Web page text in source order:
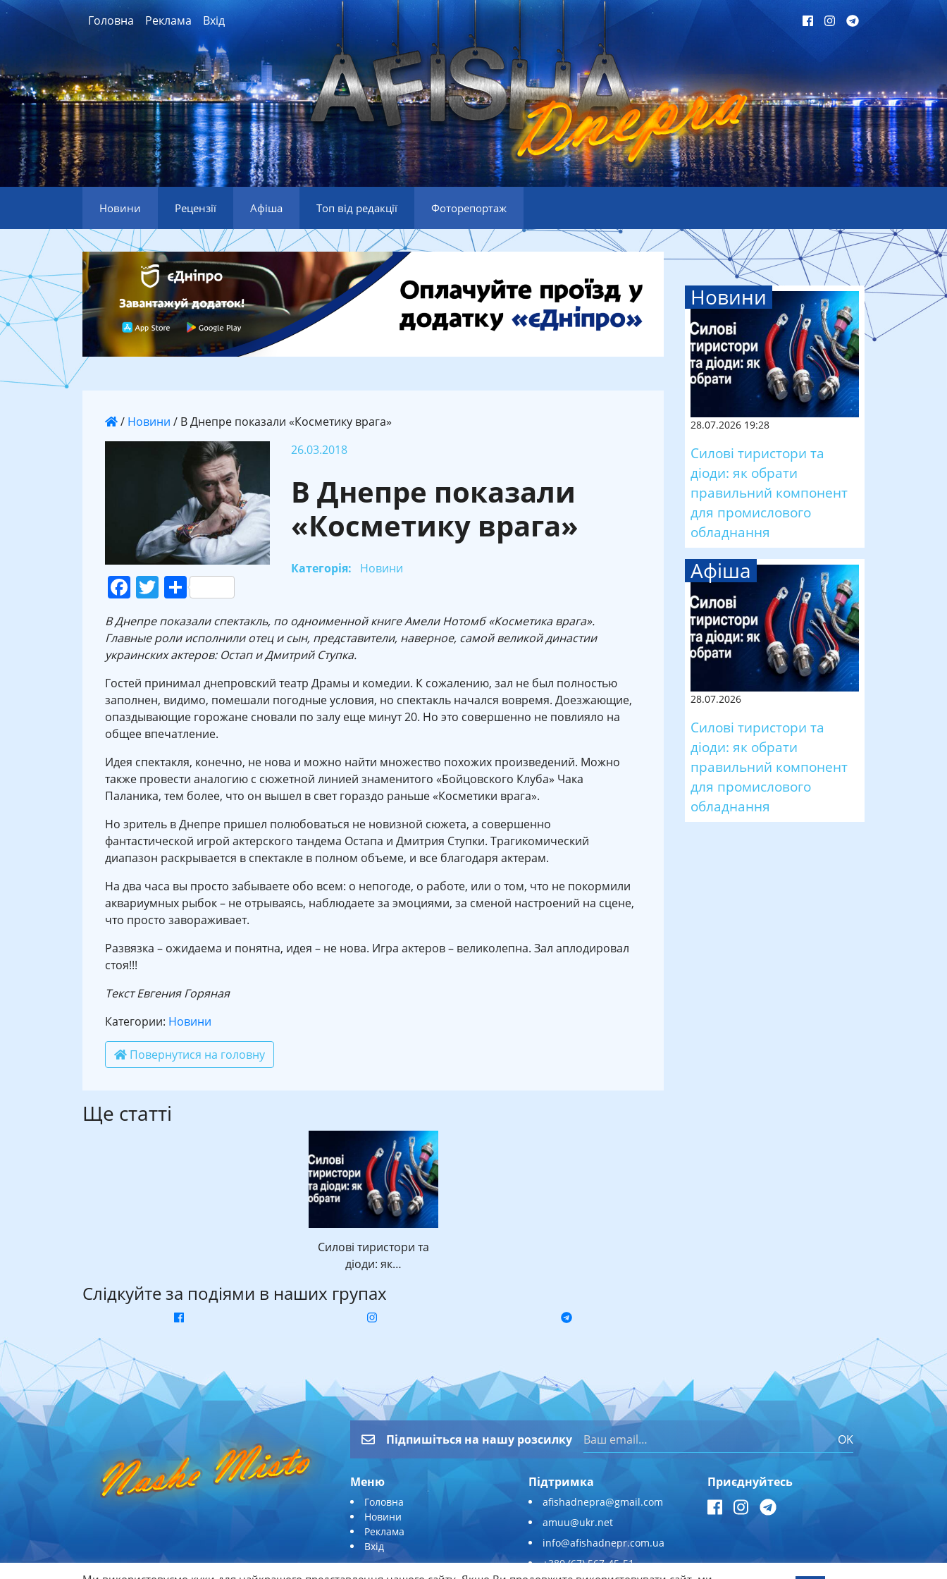
Головна Реклама Вхід
Новини Рецензії Афіша Топ від редакції Фоторепортаж
/ Новини / В Днепре показали «Косметику врага»
Facebook
Twitter
Поділитися
26.03.2018
В Днепре показали
«Косметику врага»
Категорія: Новини
В Днепре показали спектакль, по одноименной книге Амели Нотомб «Косметика врага».
Главные роли исполнили отец и сын, представители, наверное, самой великой династии
украинских актеров: Остап и Дмитрий Ступка.
Гостей принимал днепровский театр Драмы и комедии. К сожалению, зал не был полностью
заполнен, видимо, помешали погодные условия, но спектакль начался вовремя. Доезжающие,
опаздывающие горожане сновали по залу еще минут 20. Но это совершенно не повлияло на
общее впечатление.
Идея спектакля, конечно, не нова и можно найти множество похожих произведений. Можно
также провести аналогию с сюжетной линией знаменитого «Бойцовского Клуба» Чака
Паланика, тем более, что он вышел в свет гораздо раньше «Косметики врага».
Но зритель в Днепре пришел полюбоваться не новизной сюжета, а совершенно
фантастической игрой актерского тандема Остапа и Дмитрия Ступки. Трагикомический
диапазон раскрывается в спектакле в полном объеме, и все благодаря актерам.
На два часа вы просто забываете обо всем: о непогоде, о работе, или о том, что не покормили
аквариумных рыбок – не отрываясь, наблюдаете за эмоциями, за сменой настроений на сцене,
что просто завораживает.
Развязка – ожидаема и понятна, идея – не нова. Игра актеров – великолепна. Зал аплодировал
стоя!!!
Текст Евгения Горяная
Категории: Новини
Повернутися на головну
Ще статті
Силові тиристори та
діоди: як…
Слідкуйте за подіями в наших групах
Новини
28.07.2026 19:28
Силові тиристори та
діоди: як обрати
правильний компонент
для промислового
обладнання
Афіша
28.07.2026
Силові тиристори та
діоди: як обрати
правильний компонент
для промислового
обладнання
Підпишіться на нашу розсилку OK
Меню
Головна
Новини
Реклама
Вхід
Підтримка
afishadnepra@gmail.com
amuu@ukr.net
info@afishadnepr.com.ua
+380 (67) 567-45-51
Приєднуйтесь